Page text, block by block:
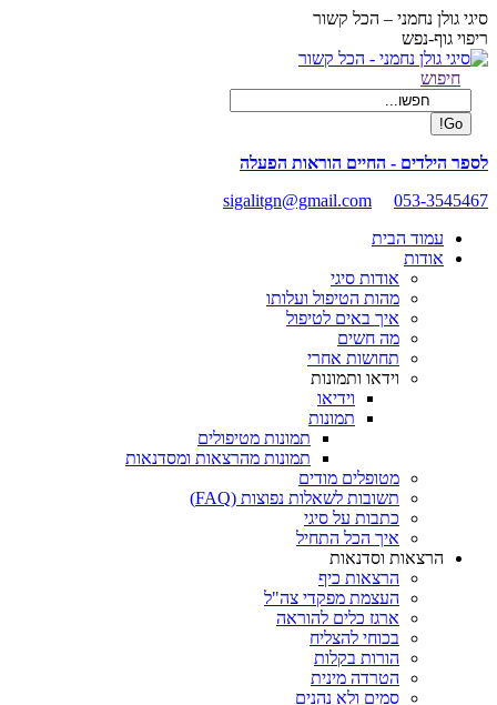
Skip
to
content
סיגי גולן נחמני – הכל קשור
ריפוי גוף-נפש
Facebook
opens
new
window
Search:
חיפוש
לספר הילדים - החיים הוראות הפעלה
sigalitgn@gmail.com
053-3545467
עמוד הבית
אודות
אודות סיגי
מהות הטיפול ועלותו
איך באים לטיפול
מה חשים
תחושות אחרי
וידאו ותמונות
וידיאו
תמונות
תמונות מטיפולים
תמונות מהרצאות ומסדנאות
מטופלים מודים
תשובות לשאלות נפוצות (FAQ)
כתבות על סיגי
איך הכל התחיל
הרצאות וסדנאות
הרצאות כיף
העצמת מפקדי צה"ל
ארגז כלים להוראה
בכוחי להצליח
הורות בקלות
הטרדה מינית
סמים ולא נהנים